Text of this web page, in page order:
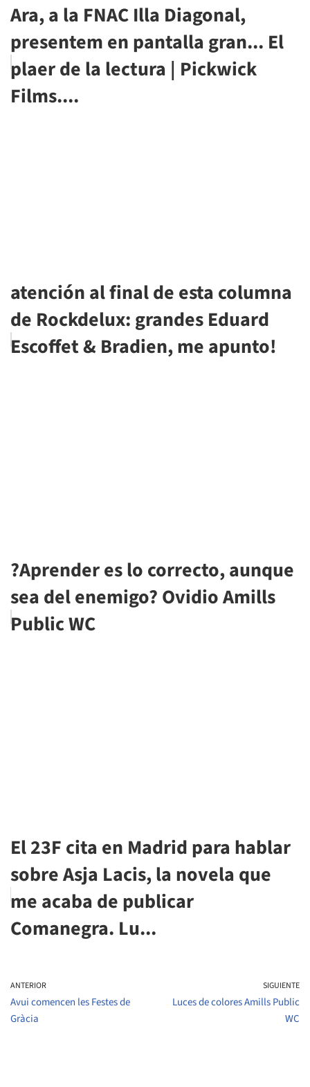
Ara, a la FNAC Illa Diagonal,
presentem en pantalla gran... El
plaer de la lectura | Pickwick
Films....
atención al final de esta columna
de Rockdelux: grandes Eduard
Escoffet & Bradien, me apunto!
?Aprender es lo correcto, aunque
sea del enemigo? Ovidio Amills
Public WC
El 23F cita en Madrid para hablar
sobre Asja Lacis, la novela que
me acaba de publicar
Comanegra. Lu...
ANTERIOR
Avui comencen les Festes de
Gràcia
SIGUIENTE
Luces de colores Amills Public
WC